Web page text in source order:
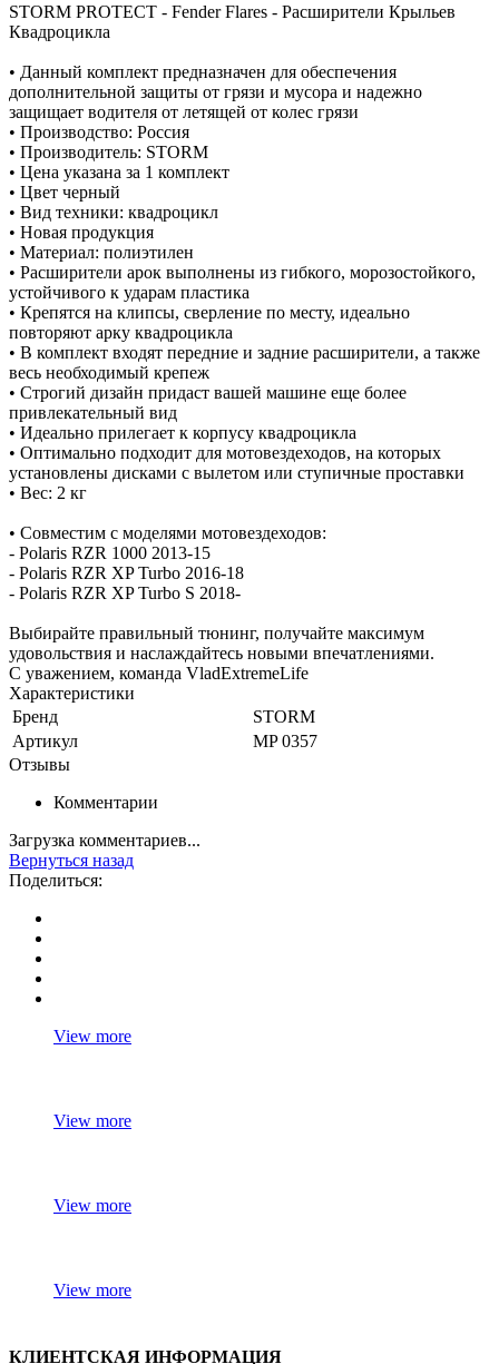
STORM PROTECT - Fender Flares - Расширители Крыльев
Квадроцикла
• Данный комплект предназначен для обеспечения
дополнительной защиты от грязи и мусора и надежно
защищает водителя от летящей от колес грязи
• Производство: Россия
• Производитель: STORM
• Цена указана за 1 комплект
• Цвет черный
• Вид техники: квадроцикл
• Новая продукция
• Материал: полиэтилен
• Расширители арок выполнены из гибкого, морозостойкого,
устойчивого к ударам пластика
• Крепятся на клипсы, сверление по месту, идеально
повторяют арку квадроцикла
• В комплект входят передние и задние расширители, а также
весь необходимый крепеж
• Строгий дизайн придаст вашей машине еще более
привлекательный вид
• Идеально прилегает к корпусу квадроцикла
• Оптимально подходит для мотовездеходов, на которых
установлены дисками с вылетом или ступичные проставки
• Вес: 2 кг
• Совместим с моделями мотовездеходов:
- Polaris RZR 1000 2013-15
- Polaris RZR XP Turbo 2016-18
- Polaris RZR XP Turbo S 2018-
Выбирайте правильный тюнинг, получайте максимум
удовольствия и наслаждайтесь новыми впечатлениями.
С уважением, команда VladExtremeLife
Характеристики
Бренд
STORM
Артикул
MP 0357
Отзывы
Комментарии
Загрузка комментариев...
Вернуться назад
Поделиться:
View more
View more
View more
View more
КЛИЕНТСКАЯ ИНФОРМАЦИЯ